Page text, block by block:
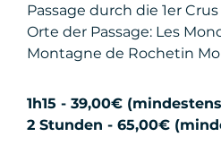
Passage durch die 1er
Orte der Passage: Les
Montagne de Rochetin
1h15 - 39,00€
2 Stunden - 65,00€